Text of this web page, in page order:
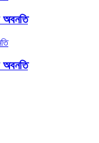
অবনতি
অবনতি